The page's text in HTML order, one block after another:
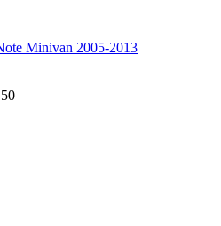
Minivan 2005-2013
50